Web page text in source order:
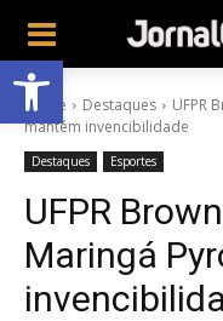
Abrir a barra de
Home Destaques
UFPR
mantém invencibilidade
Destaques Esportes
UFPR
Maringá